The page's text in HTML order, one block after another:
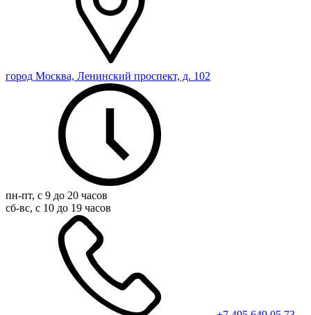
город Москва, Ленинский проспект, д. 102
пн-пт, с 9 до 20 часов
сб-вс, с 10 до 19 часов